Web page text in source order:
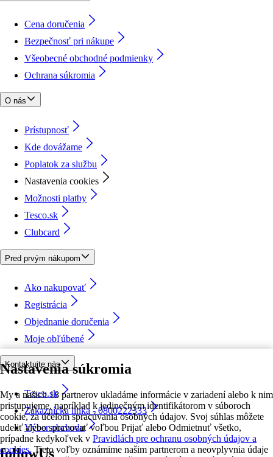
Nastavenia súkromia
My a našich 18 partnerov ukladáme informácie v zariadení alebo k nim
pristupujeme, napríklad k jedinečným identifikátorom v súboroch
cookie, za účelom spracúvania osobných údajov. Svoj súhlas môžete
udeliť alebo spravovať voľbou Prijať alebo Odmietnuť všetko,
prípadne kedykoľvek v Pravidlách pre ochranu osobných údajov a
cookies. Tieto voľby oznámime našim partnerom a neovplyvnia údaje
Cena doručenia
Bezpečnosť pri nákupe
Všeobecné obchodné podmienky
Ochrana súkromia
O nás
Prístupnosť
Kde dovážame
Poplatok za službu
Nastavenia cookies
Možnosti platby
Tesco.sk
Clubcard
Pred prvým nákupom
Ako nakupovať
Registrácia
Objednanie doručenia
Moje obľúbené
Kontaktujte nás
Tesco.sk
Zákaznícka linka - 0800222333
Výber obchodu
followUs